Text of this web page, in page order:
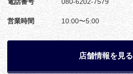
電話番号 080-6202-7579
営業時間 10:00〜5:00
店舗情報を見る